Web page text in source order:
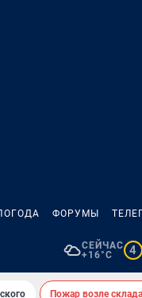
ФОРУМЫ
СЕЙЧАС
+16°C
4
Пожар возле